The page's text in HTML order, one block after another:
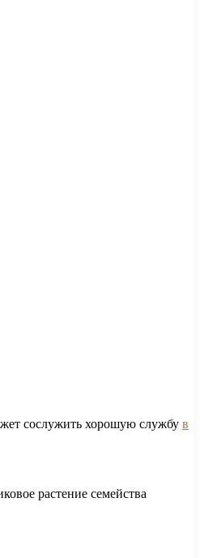
сослужить хорошую службу в
растение семейства